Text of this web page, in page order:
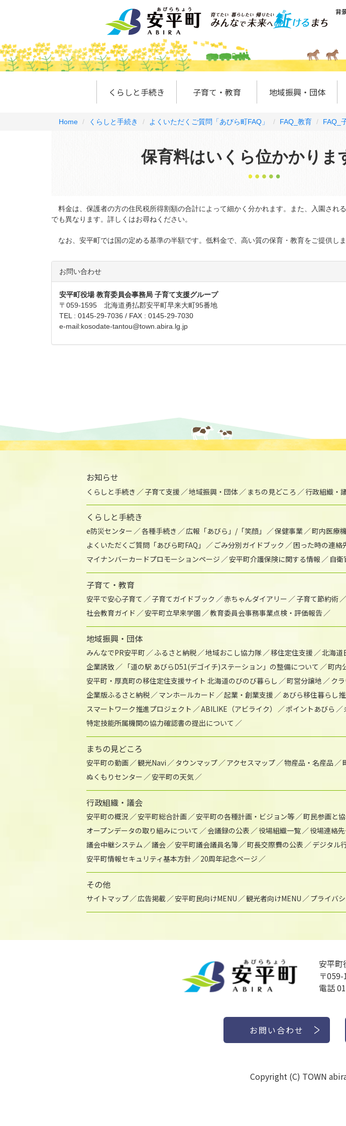
背
くらしと手続き 子育て・教育 地域振興・団体
Home くらしと手続き よくいただくご質問「あびら町FAQ」 FAQ_教育 FAQ_
保育料はいくら位かかりま
料金は、保護者の方の住民税所得割額の合計によって細かく分かれます。また、入園され
でも異なります。詳しくはお尋ねください。
なお、安平町では国の定める基準の半額です。低料金で、高い質の保育・教育をご提供しま
お問い合わせ
安平町役場 教育委員会事務局 子育て支援グループ
〒059-1595 北海道勇払郡安平町早来大町95番地
TEL : 0145-29-7036 / FAX : 0145-29-7030
e-mail:kosodate-tantou@town.abira.lg.jp
お知らせ
くらしと手続き 子育て支援 地域振興・団体 まちの見どころ 行政組織・
くらしと手続き
e防災センター 各種手続き 広報「あびら」/「笑顔」 保健事業 町内医療
よくいただくご質問「あびら町FAQ」
ごみ分別ガイドブック 困った時の連絡
マイナンバーカードプロモーションページ
安平町介護保険に関する情報 自
子育て・教育
安平で安心子育て 子育てガイドブック 赤ちゃんダイアリー 子育て節約術
社会教育ガイド
安平町立早来学園 教育委員会事務事業点検・評価報告
地域振興・団体
みんなでPR安平町 ふるさと納税 地域おこし協力隊 移住定住支援 北海道
企業誘致
「道の駅 あびらD51(デゴイチ)ステーション」の整備について 町内
安平町・厚真町の移住定住支援サイト 北海道のびのび暮らし
町営分譲地 ク
企業版ふるさと納税
マンホールカード 起業・創業支援 あびら移住暮らし
スマートワーク推進プロジェクト
ABILIKE（アビライク） ポイントあびら
特定技能所属機関の協力確認書の提出について
まちの見どころ
安平町の動画 観光Navi タウンマップ アクセスマップ 物産品・名産品
ぬくもりセンター
安平町の天気
行政組織・議会
安平町の概況 安平町総合計画 安平町の各種計画・ビジョン等 町民参画と
オープンデータの取り組みについて
会議録の公表 役場組織一覧 役場連絡
議会中継システム
議会 安平町議会議員名簿 町長交際費の公表 デジタル
安平町情報セキュリティ基本方針
20周年記念ページ
その他
サイトマップ 広告掲載 安平町民向けMENU 観光者向けMENU プライバ
安平町
〒
電話
お問い合わせ
Copyright (C) TOWN